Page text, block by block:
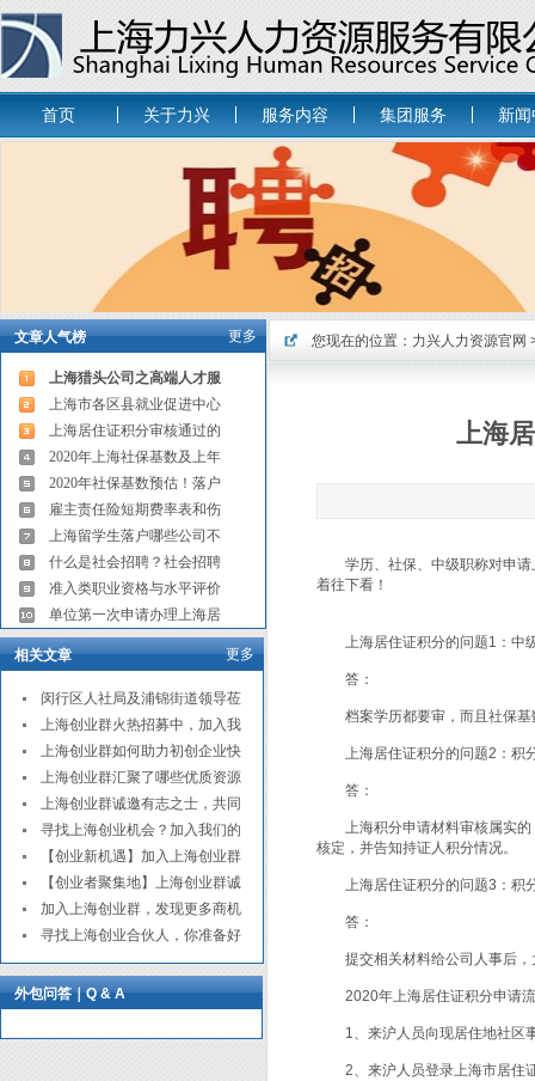
首页 关于力兴 服务内容 集团服务 新
上海
学历、社保、中级职称对申请
着往下看！
上海居住证积分的问题1：中级
答：
档案学历都要审，而且社保基
上海居住证积分的问题2：积分
答：
上海积分申请材料审核属实的
核定，并告知持证人积分情况。
上海居住证积分的问题3：积
答：
提交相关材料给公司人事后，
2020年上海居住证积分申请
1、来沪人员向现居住地社区
2、来沪人员登录上海市居住
您现在的位置： 力兴人力资源官网
文章人气榜 更多
上海猎头公司之高端人才服
上海市各区县就业促进中心
上海居住证积分审核通过的
2020年上海社保基数及上年
2020年社保基数预估！落户
雇主责任险短期费率表和伤
上海留学生落户哪些公司不
什么是社会招聘？社会招聘
准入类职业资格与水平评价
单位第一次申请办理上海居
相关文章 更多
闵行区人社局及浦锦街道领导莅
上海创业群火热招募中，加入我
上海创业群如何助力初创企业快
上海创业群汇聚了哪些优质资源
上海创业群诚邀有志之士，共同
寻找上海创业机会？加入我们的
【创业新机遇】加入上海创业群
【创业者聚集地】上海创业群诚
加入上海创业群，发现更多商机
寻找上海创业合伙人，你准备好
外包问答｜Q & A